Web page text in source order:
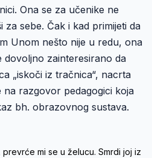
Ona se za učenike ne
za sebe. Čak i kad primijeti da
Unom nešto nije u redu, ona
dovoljno zainteresirano da
„iskoči iz tračnica“, nacrta
razgovor pedagogici koja
bh. obrazovnog sustava.
mi se u želucu. Smrdi joj iz